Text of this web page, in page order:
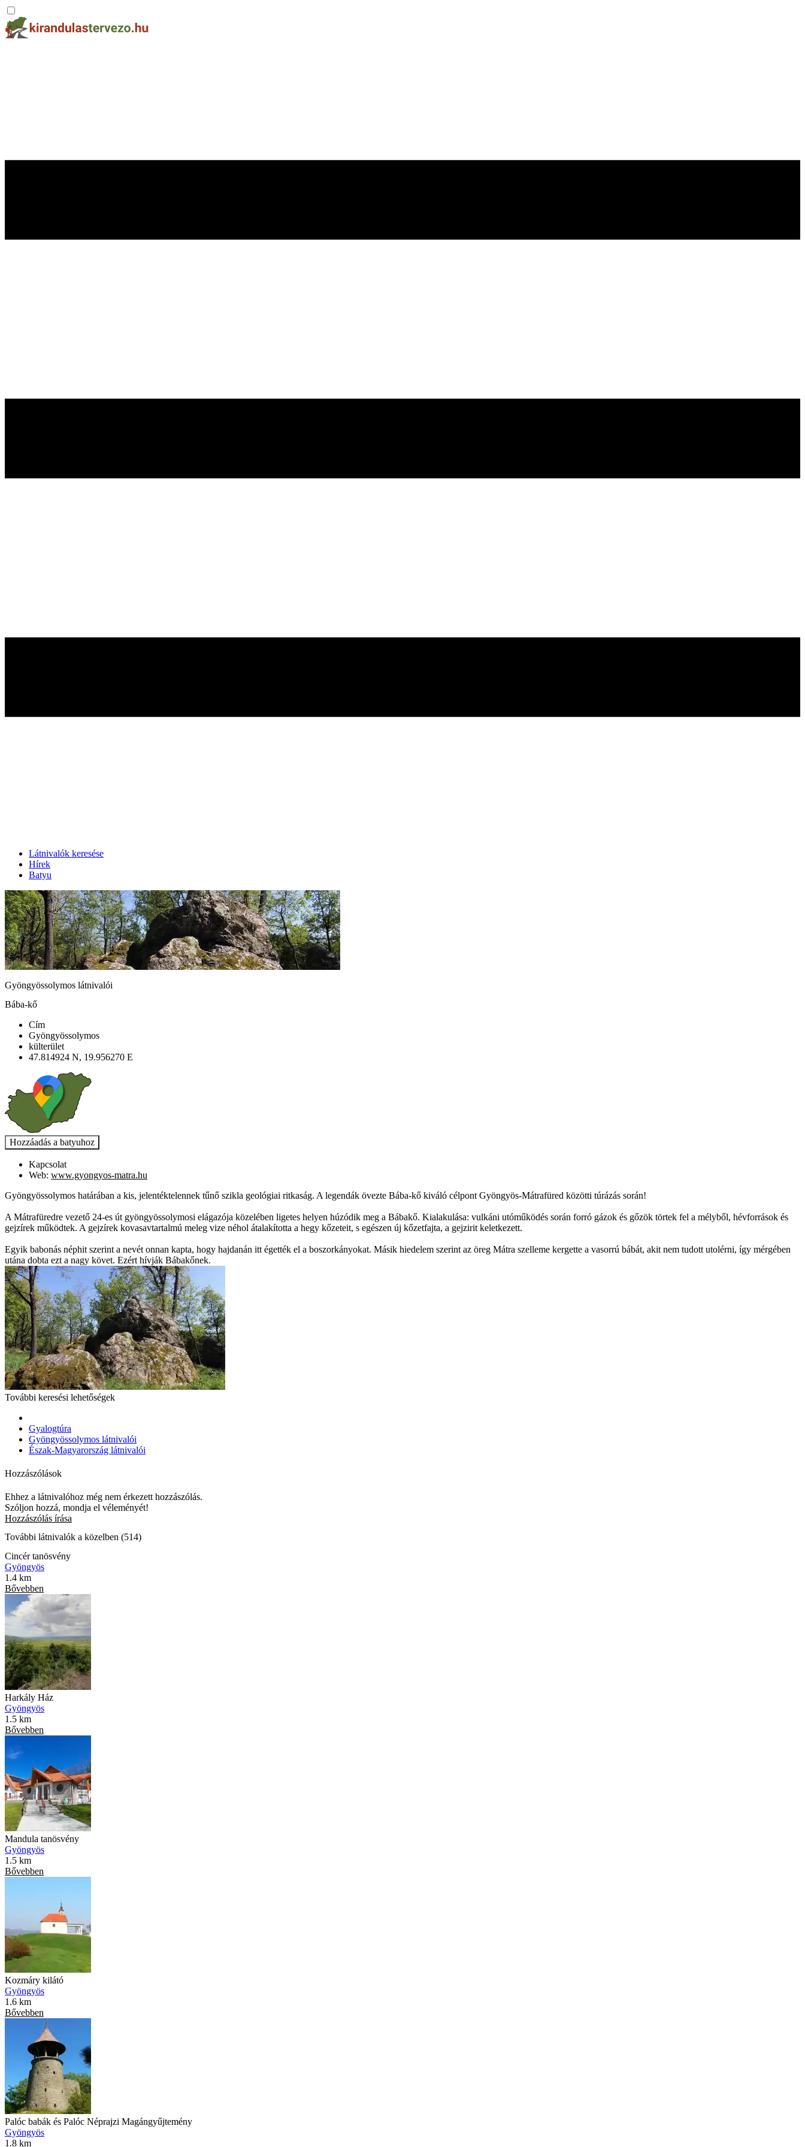
Látnivalók keresése
Hírek
Batyu
Gyöngyössolymos látnivalói
Bába-kő
Cím
Gyöngyössolymos
külterület
47.814924 N, 19.956270 E
Kapcsolat
Web: www.gyongyos-matra.hu
Gyöngyössolymos határában a kis, jelentéktelennek tűnő szikla geológiai ritkaság. A legendák övezte Bába-kő kiváló célpont Gyöngyös-Mátrafüred közötti túrázás során!
A Mátrafüredre vezető 24-es út gyöngyössolymosi elágazója közelében ligetes helyen húzódik meg a Bábakő. Kialakulása: vulkáni utóműködés során forró gázok és gőzök törtek fel a mélyből, hévforrások és
gejzírek működtek. A gejzírek kovasavtartalmú meleg vize néhol átalakította a hegy kőzeteit, s egészen új kőzetfajta, a gejzirit keletkezett.
Egyik babonás néphit szerint a nevét onnan kapta, hogy hajdanán itt égették el a boszorkányokat. Másik hiedelem szerint az öreg Mátra szelleme kergette a vasorrú bábát, akit nem tudott utolérni, így mérgében
utána dobta ezt a nagy követ. Ezért hívják Bábakőnek.
További keresési lehetőségek
Gyalogtúra
Gyöngyössolymos látnivalói
Észak-Magyarország látnivalói
Hozzászólások
Ehhez a látnivalóhoz még nem érkezett hozzászólás.
Szóljon hozzá, mondja el véleményét!
Hozzászólás írása
További látnivalók a közelben (514)
Cincér tanösvény
Gyöngyös
1.4 km
Bővebben
Harkály Ház
Gyöngyös
1.5 km
Bővebben
Mandula tanösvény
Gyöngyös
1.5 km
Bővebben
Kozmáry kilátó
Gyöngyös
1.6 km
Bővebben
Palóc babák és Palóc Néprajzi Magángyűjtemény
Gyöngyös
1.8 km